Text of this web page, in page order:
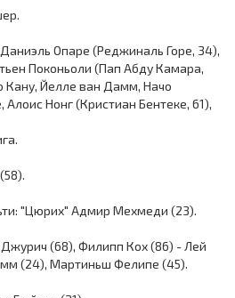
Опаре (Реджиналь Горе, 34),
Поконьоли (Пап Абду Камара,
Кану, Йелле ван Дамм, Начо
Нонг (Кристиан Бентеке, 61),
"Цюрих" Адмир Мехмеди (23).
(68), Филипп Кох (86) - Лей
(24), Мартиньш Фелипе (45).